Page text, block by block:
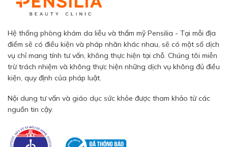
Hệ thống phòng khám da liễu và thẩm mỹ Pensilia - Tại mỗi địa
điểm sẽ có điều kiện và pháp nhân khác nhau, sẽ có một số dịch
vụ chỉ mang tính tư vấn, không thực hiện tại chỗ. Chúng tôi miễn
trừ trách nhiệm và không thực hiện những dịch vụ không đủ điều
kiện, quy định của pháp luật.
Nội dung tư vấn và giáo dục sức khỏe được tham khảo từ các
nguồn tin cậy.